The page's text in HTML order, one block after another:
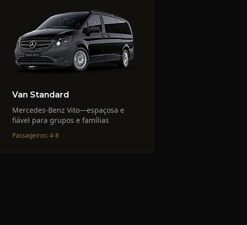
Van Standard
Mercedes-Benz Vito—espaçosa e
fiável para grupos e famílias
Passageiros:4-8